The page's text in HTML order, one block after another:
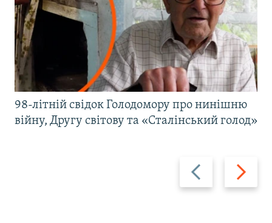
Назад Вперед
98-літній свідок Голодомору про нинішню
війну, Другу світову та «Сталінський голод»